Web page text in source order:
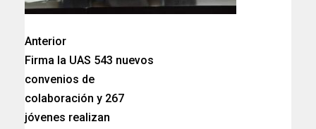
Anterior
Firma la UAS 543 nuevos
convenios de
colaboración y 267
jóvenes realizan